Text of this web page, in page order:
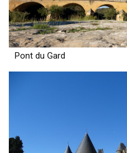
Pont du Gard